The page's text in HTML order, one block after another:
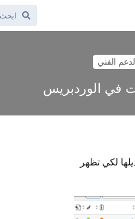
الفني
في الوردبريس
لكي تظهر